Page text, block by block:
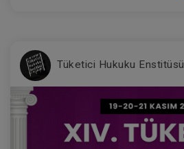
Tüketici Hukuku Enstitüsü